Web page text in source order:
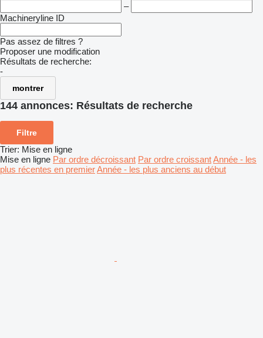
–
Machineryline ID
Pas assez de filtres ?
Proposer une modification
Résultats de recherche:
-
montrer
144 annonces: Résultats de recherche
Filtre
Trier: Mise en ligne
Mise en ligne Par ordre décroissant Par ordre croissantAnnée - les
plus récentes en premierAnnée - les plus anciens au début